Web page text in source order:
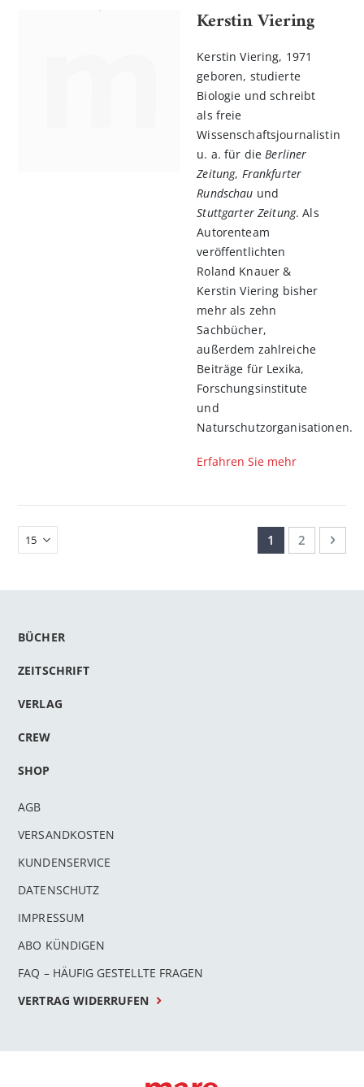
Kerstin Viering
Kerstin Viering, 1971
geboren, studierte
Biologie und schreibt
als freie
Wissenschaftsjournalistin
u. a. für die Berliner
Zeitung, Frankfurter
Rundschau und
Stuttgarter Zeitung. Als
Autorenteam
veröffentlichten
Roland Knauer &
Kerstin Viering bisher
mehr als zehn
Sachbücher,
außerdem zahlreiche
Beiträge für Lexika,
Forschungsinstitute
und
Naturschutzorganisationen.
Erfahren Sie mehr
Seite
Sie lesen
1 Seite
2 Seite
BÜCHER
ZEITSCHRIFT
VERLAG
CREW
SHOP
AGB
VERSANDKOSTEN
KUNDENSERVICE
DATENSCHUTZ
IMPRESSUM
ABO KÜNDIGEN
FAQ – HÄUFIG GESTELLTE FRAGEN
VERTRAG WIDERRUFEN